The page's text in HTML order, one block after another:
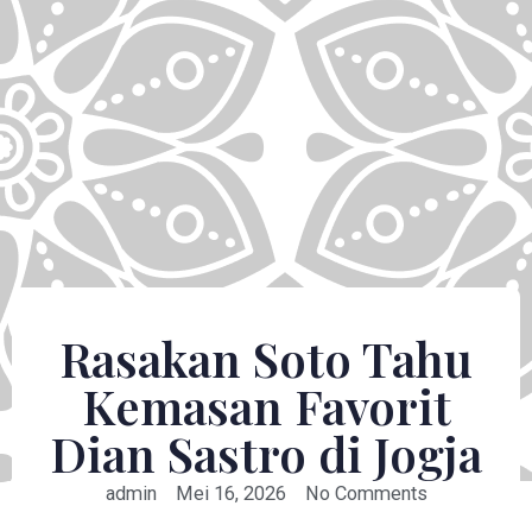
Rasakan Soto Tahu
Kemasan Favorit
Dian Sastro di Jogja
admin Mei 16, 2026 No Comments